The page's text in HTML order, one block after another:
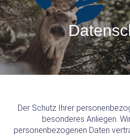
Der Schutz Ihrer
besonderes Anliegen.
personenbezogenen Daten